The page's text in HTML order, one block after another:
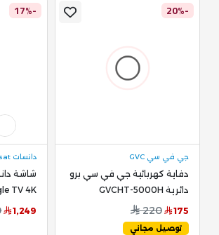
-20%
جي في سي GVC
دفاية كهربائية جي في سي برو
دائرية GVCHT-5000H
175
220
توصيل مجاني
-17%
دانسات Dansat
60Hz موديل DTD55
1,249